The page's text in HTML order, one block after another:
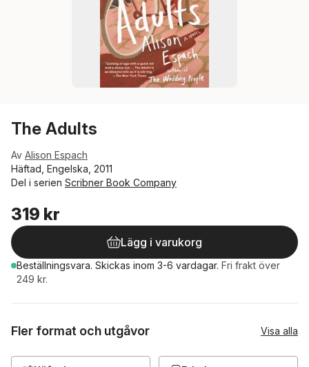
The Adults
Av Alison Espach
Häftad, Engelska, 2011
Del i serien Scribner Book Company
319 kr
Lägg i varukorg
Beställningsvara. Skickas inom 3-6 vardagar. Fri frakt över
249 kr.
Fler format och utgåvor Visa alla